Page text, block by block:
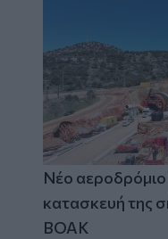
Νέο
κατασκευή της
ΒΟΑΚ